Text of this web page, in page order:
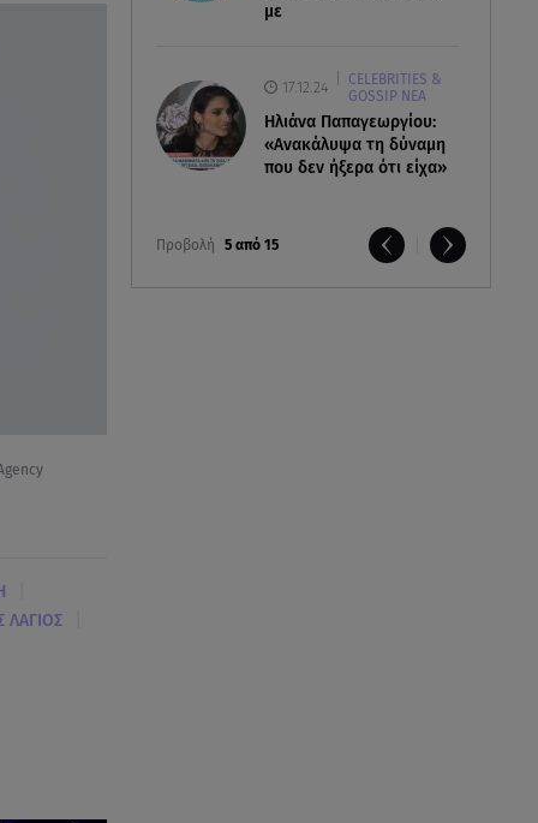
με
17.12.24
CELEBRITIES &
GOSSIP ΝΕΑ
Ηλιάνα Παπαγεωργίου:
«Ανακάλυψα τη δύναμη
που δεν ήξερα ότι είχα»
Προβολή 5 από 15
ΛΑΓΙΟΣ